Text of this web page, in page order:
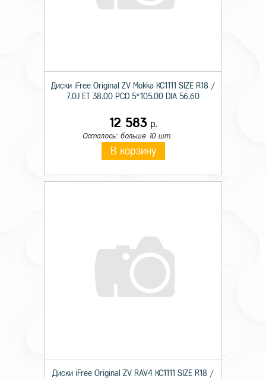
Диски iFree Original ZV Mokka КС1111 SIZE R18 /
7.0J ET 38.00 PCD 5*105.00 DIA 56.60
12 583р.
Осталось: больше 10 шт.
В корзину
Диски iFree Original ZV RAV4 КС1111 SIZE R18 /